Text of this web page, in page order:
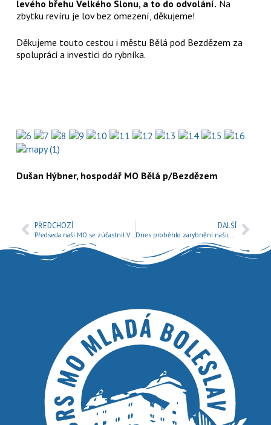
levého břehu Velkého Slonu, a to do odvolání. Na
zbytku revíru je lov bez omezení, děkujeme!
Děkujeme touto cestou i městu Bělá pod Bezdězem za
spolupráci a investici do rybníka.
Dušan Hýbner, hospodář MO Bělá p/Bezdězem
PŘEDCHOZÍ
Předseda naší MO se zúčastnil VČS v Mnichově Hradišti.
DALŠÍ
Dnes proběhlo zarybnění našich revírů kaprem.